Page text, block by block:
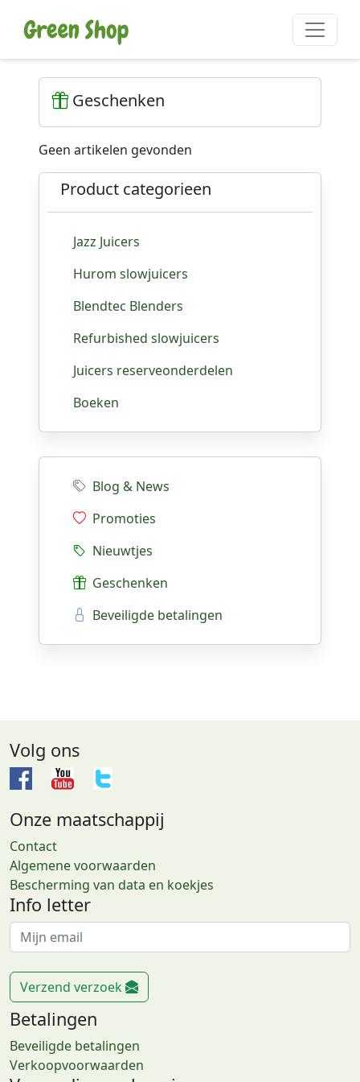
Geschenken
Geen artikelen gevonden
Product categorieen
Jazz Juicers
Hurom slowjuicers
Blendtec Blenders
Refurbished slowjuicers
Juicers reserveonderdelen
Boeken
Blog & News
Promoties
Nieuwtjes
Geschenken
Beveiligde betalingen
Volg ons
Onze maatschappij
Contact
Algemene voorwaarden
Bescherming van data en koekjes
Info letter
Verzend verzoek
Betalingen
Beveiligde betalingen
Verkoopvoorwaarden